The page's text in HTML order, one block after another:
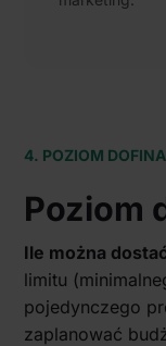
4. POZIOM
Poziom
Ile można
limitu
pojedynczego
zaplanować